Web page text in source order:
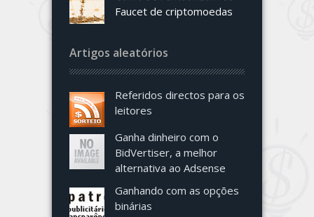
Faucet de criptomoedas
Artigos aleatórios
Referidos directos para os
leitores
Ganha dinheiro com o
BidVertiser, a melhor
alternativa ao Adsense
Ganhando com as opções
binárias